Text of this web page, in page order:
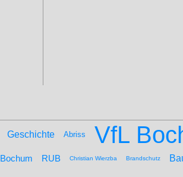
Geschichte Abriss VfL
RUB Christian Wierzba Brandschutz